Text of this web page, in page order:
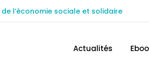
l’économie sociale et solidaire
Actualités